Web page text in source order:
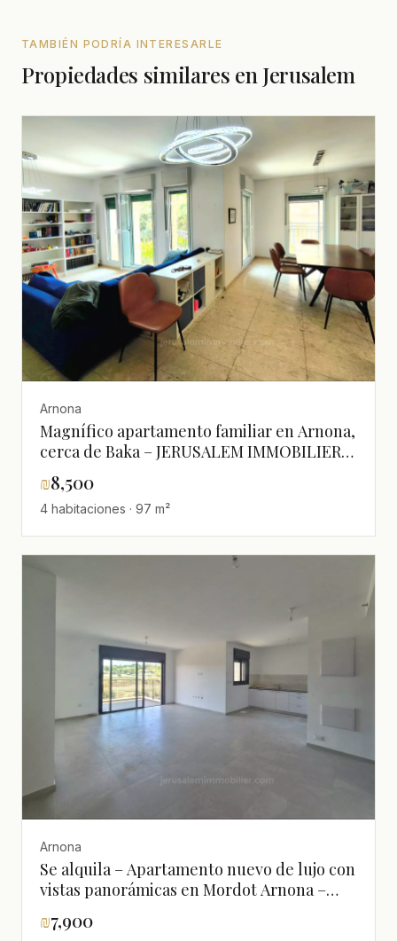
TAMBIÉN PODRÍA INTERESARLE
Propiedades similares en Jerusalem
Arnona
Magnífico apartamento familiar en Arnona,
cerca de Baka – JERUSALEM IMMOBILIER
026786595
₪8,500
4 habitaciones · 97 m²
Arnona
Se alquila – Apartamento nuevo de lujo con
vistas panorámicas en Mordot Arnona –
₪7,900